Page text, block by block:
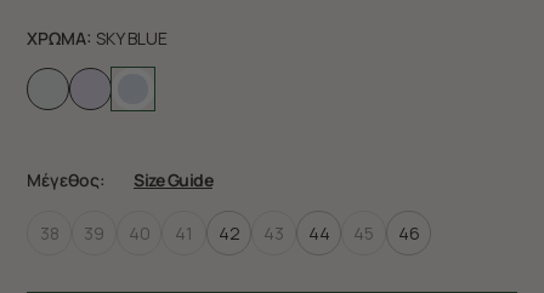
ΧΡΩΜΑ: SKY BLUE
Μέγεθος: Size Guide
38 39 40 41 42 43 44 45 46